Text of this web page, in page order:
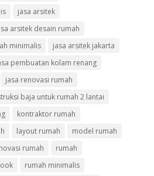
jasa arsitek
arsitek desain rumah
minimalis
jasa arsitek jakarta
pembuatan kolam renang
jasa renovasi rumah
baja untuk rumah 2 lantai
kontraktor rumah
layout rumah
model rumah
rumah
rumah
rumah minimalis